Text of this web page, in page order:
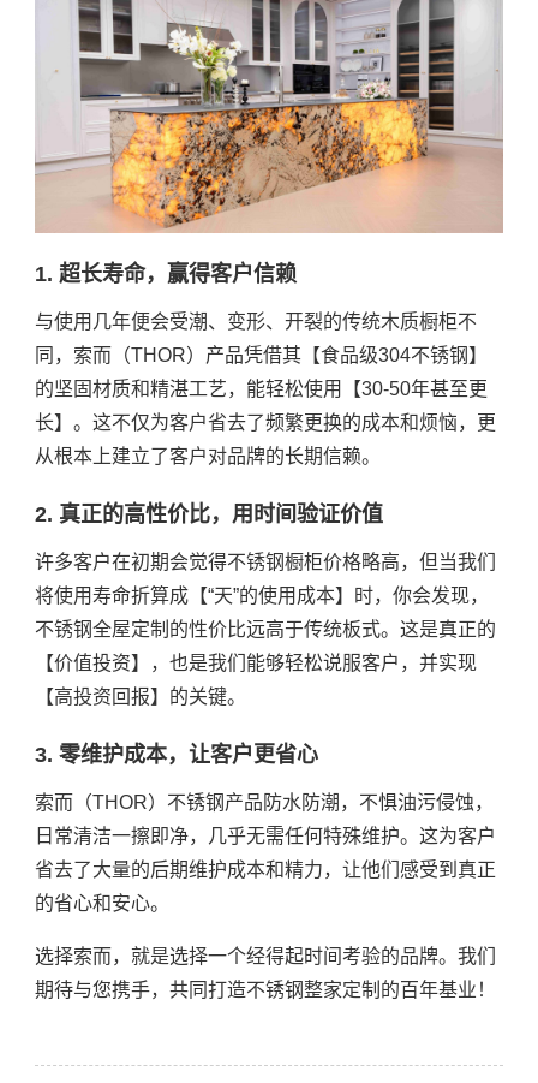
1. 超长寿命，赢得客户信赖
与使用几年便会受潮、变形、开裂的传统木质橱柜不
同，索而（THOR）产品凭借其【食品级304不锈钢】
的坚固材质和精湛工艺，能轻松使用【30-50年甚至更
长】。这不仅为客户省去了频繁更换的成本和烦恼，更
从根本上建立了客户对品牌的长期信赖。
2. 真正的高性价比，用时间验证价值
许多客户在初期会觉得不锈钢橱柜价格略高，但当我们
将使用寿命折算成【“天”的使用成本】时，你会发现，
不锈钢全屋定制的性价比远高于传统板式。这是真正的
【价值投资】，也是我们能够轻松说服客户，并实现
【高投资回报】的关键。
3. 零维护成本，让客户更省心
索而（THOR）不锈钢产品防水防潮，不惧油污侵蚀，
日常清洁一擦即净，几乎无需任何特殊维护。这为客户
省去了大量的后期维护成本和精力，让他们感受到真正
的省心和安心。
选择索而，就是选择一个经得起时间考验的品牌。我们
期待与您携手，共同打造不锈钢整家定制的百年基业！